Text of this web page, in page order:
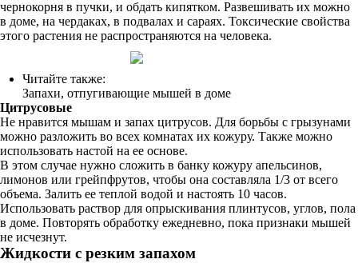
чернокорня в пучки, и обдать кипятком. Развешивать их можно
в доме, на чердаках, в подвалах и сараях. Токсические свойства
этого растения не распространяются на человека.
Читайте также:
Запахи, отпугивающие мышей в доме
Цитрусовые
Не нравится мышам и запах цитрусов. Для борьбы с грызунами
можно разложить во всех комнатах их кожуру. Также можно
использовать настой на ее основе.
В этом случае нужно сложить в банку кожуру апельсинов,
лимонов или грейпфрутов, чтобы она составляла 1/3 от всего
объема. Залить ее теплой водой и настоять 10 часов.
Использовать раствор для опрыскивания плинтусов, углов, пола
в доме. Повторять обработку ежедневно, пока признаки мышей
не исчезнут.
Жидкости с резким запахом